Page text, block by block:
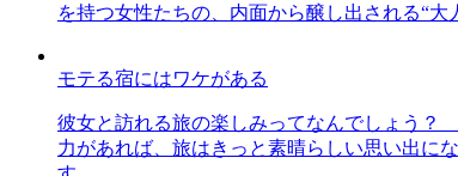
を持つ女性たちの、内面から醸し出される“大
モテる宿にはワケがある
彼女と訪れる旅の楽しみってなんでしょう？
力があれば、旅はきっと素晴らしい思い出に